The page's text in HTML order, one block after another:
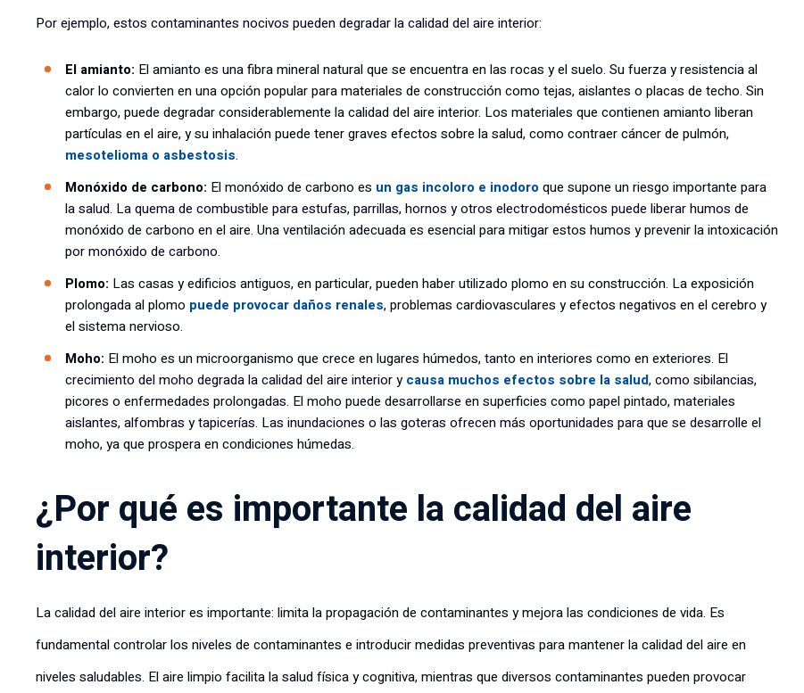
Por ejemplo, estos contaminantes nocivos pueden degradar la calidad del aire interior:
El amianto: El amianto es una fibra mineral natural que se encuentra en las rocas y el suelo. Su fuerza y resistencia al
calor lo convierten en una opción popular para materiales de construcción como tejas, aislantes o placas de techo. Sin
embargo, puede degradar considerablemente la calidad del aire interior. Los materiales que contienen amianto liberan
partículas en el aire, y su inhalación puede tener graves efectos sobre la salud, como contraer cáncer de pulmón,
mesotelioma o asbestosis.
Monóxido de carbono: El monóxido de carbono es un gas incoloro e inodoro que supone un riesgo importante para
la salud. La quema de combustible para estufas, parrillas, hornos y otros electrodomésticos puede liberar humos de
monóxido de carbono en el aire. Una ventilación adecuada es esencial para mitigar estos humos y prevenir la intoxicación
por monóxido de carbono.
Plomo: Las casas y edificios antiguos, en particular, pueden haber utilizado plomo en su construcción. La exposición
prolongada al plomo puede provocar daños renales, problemas cardiovasculares y efectos negativos en el cerebro y
el sistema nervioso.
Moho: El moho es un microorganismo que crece en lugares húmedos, tanto en interiores como en exteriores. El
crecimiento del moho degrada la calidad del aire interior ycausa muchos efectos sobre la salud, como sibilancias,
picores o enfermedades prolongadas. El moho puede desarrollarse en superficies como papel pintado, materiales
aislantes, alfombras y tapicerías. Las inundaciones o las goteras ofrecen más oportunidades para que se desarrolle el
moho, ya que prospera en condiciones húmedas.
¿Por qué es importante la calidad del aire
interior?
La calidad del aire interior es importante: limita la propagación de contaminantes y mejora las condiciones de vida. Es
fundamental controlar los niveles de contaminantes e introducir medidas preventivas para mantener la calidad del aire en
niveles saludables. El aire limpio facilita la salud física y cognitiva, mientras que diversos contaminantes pueden provocar